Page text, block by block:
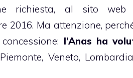
richiesta, al sito web
2016. Ma attenzione,
l’Anas ha
Veneto,